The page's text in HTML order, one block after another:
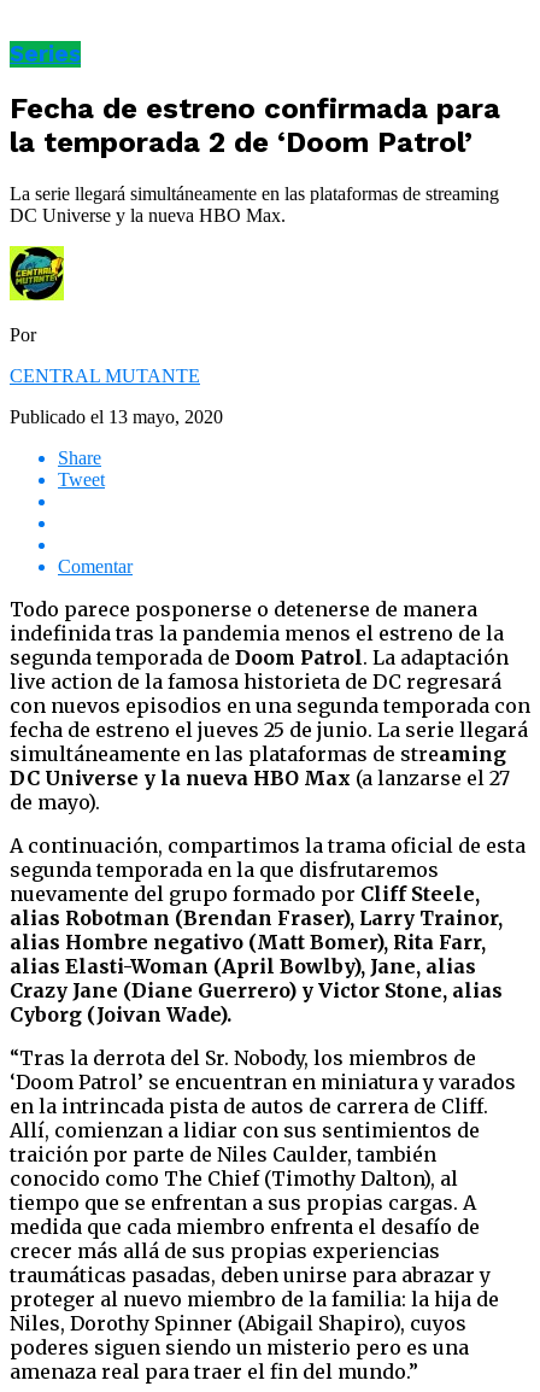
Series
Fecha de estreno confirmada para
la temporada 2 de ‘Doom Patrol’
La serie llegará simultáneamente en las plataformas de streaming
DC Universe y la nueva HBO Max.
Por
CENTRAL MUTANTE
Publicado el 13 mayo, 2020
Share
Tweet
Comentar
Todo parece posponerse o detenerse de manera
indefinida tras la pandemia menos el estreno de la
segunda temporada de Doom Patrol. La adaptación
live action de la famosa historieta de DC regresará
con nuevos episodios en una segunda temporada con
fecha de estreno el jueves 25 de junio. La serie llegará
simultáneamente en las plataformas de streaming
DC Universe y la nueva HBO Max (a lanzarse el 27
de mayo).
A continuación, compartimos la trama oficial de esta
segunda temporada en la que disfrutaremos
nuevamente del grupo formado por Cliff Steele,
alias Robotman (Brendan Fraser), Larry Trainor,
alias Hombre negativo (Matt Bomer), Rita Farr,
alias Elasti-Woman (April Bowlby), Jane, alias
Crazy Jane (Diane Guerrero) y Victor Stone, alias
Cyborg (Joivan Wade).
“Tras la derrota del Sr. Nobody, los miembros de
‘Doom Patrol’ se encuentran en miniatura y varados
en la intrincada pista de autos de carrera de Cliff.
Allí, comienzan a lidiar con sus sentimientos de
traición por parte de Niles Caulder, también
conocido como The Chief (Timothy Dalton), al
tiempo que se enfrentan a sus propias cargas. A
medida que cada miembro enfrenta el desafío de
crecer más allá de sus propias experiencias
traumáticas pasadas, deben unirse para abrazar y
proteger al nuevo miembro de la familia: la hija de
Niles, Dorothy Spinner (Abigail Shapiro), cuyos
poderes siguen siendo un misterio pero es una
amenaza real para traer el fin del mundo.”